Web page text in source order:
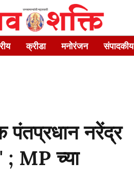
क्रीडा मनोरंजन संपादकीय
नरेंद्र
; MP च्या